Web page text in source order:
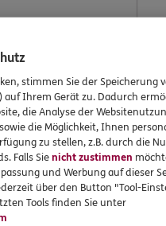
uns oder möchten
Sie uns Ihre
stimmen Sie der Speicherung
auf Ihrem Gerät zu. Dadurch
die Analyse der
die Möglichkeit, Ihnen
zu stellen, z.B. durch die
Falls Sienicht zustimmen
und Werbung auf dieser
über den Button "Tool-
Tools finden Sie unter